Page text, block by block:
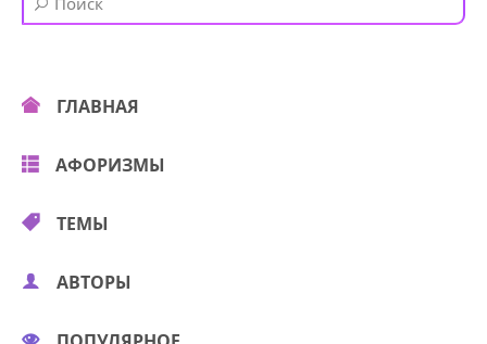
ГЛАВНАЯ
АФОРИЗМЫ
ТЕМЫ
АВТОРЫ